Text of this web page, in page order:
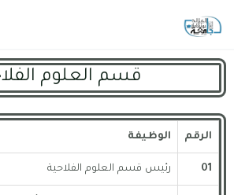
قسم العلوم
الرقم الوظيفة
01 رئيس قسم العلوم الفلاحية